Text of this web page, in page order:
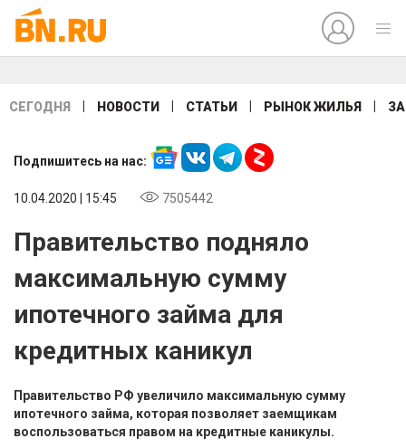
СЕГОДНЯ НОВОСТИ СТАТЬИ РЫНОК ЖИЛЬЯ
Подпишитесь на нас:
10.04.2020 | 15:45 7505442
Правительство подняло
максимальную сумму
ипотечного займа для
кредитных каникул
Правительство РФ увеличило максимальную сумму
ипотечного займа, которая позволяет заемщикам
воспользоваться правом на кредитные каникулы.